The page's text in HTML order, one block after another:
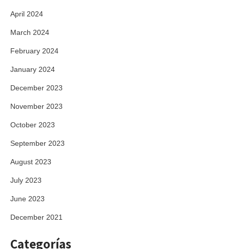
April 2024
March 2024
February 2024
January 2024
December 2023
November 2023
October 2023
September 2023
August 2023
July 2023
June 2023
December 2021
Categorías